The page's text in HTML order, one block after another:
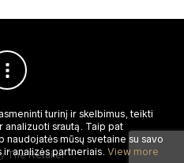
The Retailer.
turinį ir skelbimus, teikti
analizuoti srautą. Taip pat
mūsų svetaine su savo
analizės partneriais. View more